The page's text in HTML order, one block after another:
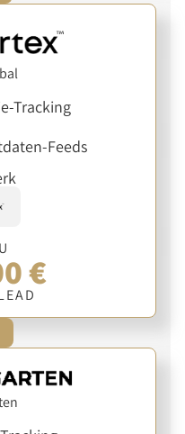
Tracking
Feeds
€